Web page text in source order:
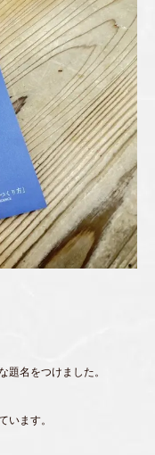
題名をつけました。
います。